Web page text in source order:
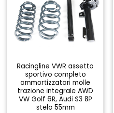
Racingline VWR assetto
sportivo completo
ammortizzatori molle
trazione integrale AWD
VW Golf 6R, Audi S3 8P
stelo 55mm